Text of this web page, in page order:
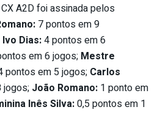
A2D foi assinada pelos
7 pontos em 9
Dias:4 pontos em 6
em 6 jogos; Mestre
pontos em 5 jogos; Carlos
jogos; João Romano: 1 ponto em
Inês Silva:0,5 pontos em 1